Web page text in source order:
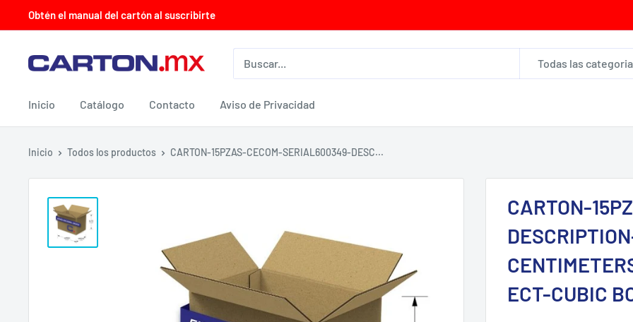
directamente
contenido
Obtén el manual del cartón al suscribirte
CARTON.MX Todas las
Inicio Catálogo Contacto Aviso de Privacidad
Inicio Todos los productos CARTON-15PZAS-CECOM-SERIAL600349-DESC...
CARTON-
ECT-CUBIC